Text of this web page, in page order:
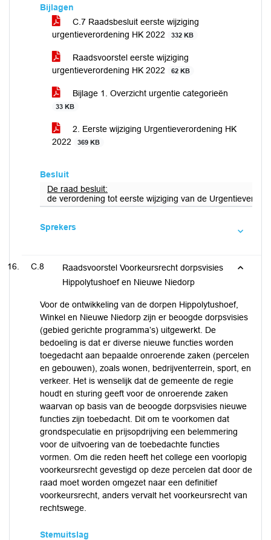
Bijlagen
C.7 Raadsbesluit eerste wijziging
urgentieverordening HK 2022
332 KB
Raadsvoorstel eerste wijziging
urgentieverordening HK 2022
62 KB
Bijlage 1. Overzicht urgentie categorieën
33 KB
2. Eerste wijziging Urgentieverordening HK
2022
369 KB
Besluit
De raad besluit:
de verordening tot eerste wijziging van de
Sprekers
C.8
Raadsvoorstel Voorkeursrecht dorpsvisies
Hippolytushoef en Nieuwe Niedorp
Voor de ontwikkeling van de dorpen Hippolytushoef,
Winkel en Nieuwe Niedorp zijn er beoogde dorpsvisies
(gebied gerichte programma’s) uitgewerkt. De
bedoeling is dat er diverse nieuwe functies worden
toegedacht aan bepaalde onroerende zaken (percelen
en gebouwen), zoals wonen, bedrijventerrein, sport, en
verkeer. Het is wenselijk dat de gemeente de regie
houdt en sturing geeft voor de onroerende zaken
waarvan op basis van de beoogde dorpsvisies nieuwe
functies zijn toebedacht. Dit om te voorkomen dat
grondspeculatie en prijsopdrijving een belemmering
voor de uitvoering van de toebedachte functies
vormen. Om die reden heeft het college een voorlopig
voorkeursrecht gevestigd op deze percelen dat door de
raad moet worden omgezet naar een definitief
voorkeursrecht, anders vervalt het voorkeursrecht van
rechtswege.
Stemuitslag